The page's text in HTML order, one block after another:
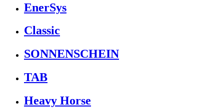
EnerSys
Classic
SONNENSCHEIN
TAB
Heavy Horse